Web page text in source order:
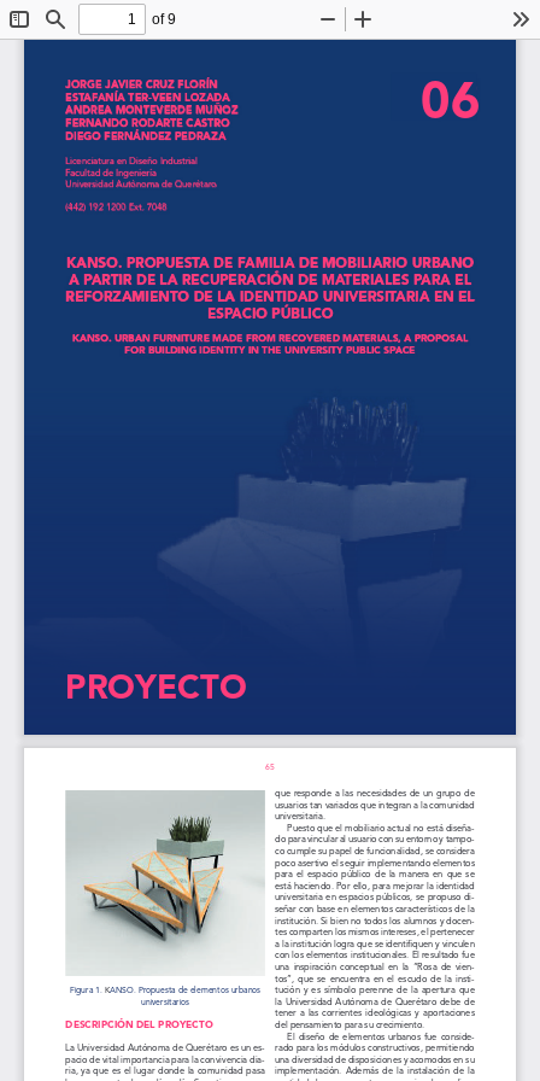
ToggleFind
of 9
Zoom
KANSO. PROPUESTA DE FAMILIA DE MOBILIARIO URBANO
A PARTIR DE LA RECUPERACIÓN DE MATERIALES PARA EL
REFORZAMIENTO DE LA IDENTIDAD UNIVERSITARIA EN EL
ESPACIO PÚBLICO
KANSO. URBAN FURNITURE MADE FROM RECOVERED MATERIALS, A PROPOSAL
FOR BUILDING IDENTITY IN THE UNIVERSITY PUBLIC SPACE
JORGE JAVIER CRUZ FLORÍN
ESTAFANÍA TER-VEEN LOZADA
ANDREA MONTEVERDE MUÑOZ
FERNANDO RODARTE CASTRO
DIEGO FERNÁNDEZ PEDRAZA
Licenciatura en Diseño Industrial
Facultad de Ingeniería
Universidad Autónoma de Querétaro
(442) 192 1200 Ext. 7048
06
PROYECTO
65
Figura 1. KANSO. Propuesta de elementos urbanos
universitarios
DESCRIPCIÓN DEL PROYECTO
La Universidad Autónoma de Querétaro es un es-
pacio de vital importancia para la convivencia dia-
ria, ya que es el lugar donde la comunidad pasa
que  responde  a  las  necesidades  de  un  grupo  de
usuarios tan variados que integran a la comunidad
universitaria.
Puesto que el mobiliario actual no está diseña-
do para vincular al usuario con su entorno y tampo-
co cumple su papel de funcionalidad, se considera
poco asertivo el seguir implementando elementos
para  el  espacio  público  de  la  manera  en  que  se
está haciendo. Por ello, para mejorar la identidad
universitaria  en  espacios  públicos,  se  propuso  di-
señar con base en elementos característicos de la
institución. Si bien no todos los alumnos y docen-
tes comparten los mismos intereses, el pertenecer
a la institución logra que se identifiquen y vinculen
con los elementos institucionales. El resultado fue
una  inspiración  conceptual  en  la  “Rosa  de  vien-
tos”,  que  se  encuentra  en  el  escudo  de  la  insti-
tución  y  es  símbolo  perenne  de  la  apertura  que
la  Universidad  Autónoma  de  Querétaro  debe  de
tener  a  las  corrientes  ideológicas  y  aportaciones
del pensamiento para su crecimiento.
El  diseño  de  elementos  urbanos  fue  conside-
rado para los módulos constructivos, permitiendo
una diversidad de disposiciones y acomodos en su
implementación.  Además  de  la  instalación  de  la